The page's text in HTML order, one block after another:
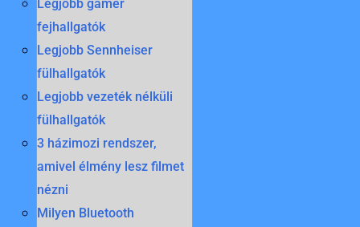
Legjobb gamer
fejhallgatók
Legjobb Sennheiser
fülhallgatók
Legjobb vezeték nélküli
fülhallgatók
3 házimozi rendszer,
amivel élmény lesz filmet
nézni
Milyen Bluetooth